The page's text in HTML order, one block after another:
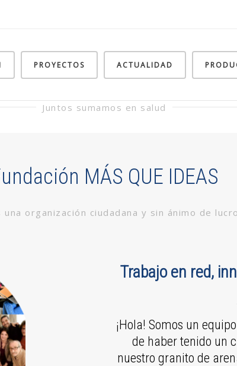
PROYECTOS ACTUALIDAD
Juntos sumamos en salud
MÁS QUE IDEAS
una organización ciudadana y sin ánimo de
Trabajo en red,
¡Hola! Somos un
de haber tenido un
nuestro granito de